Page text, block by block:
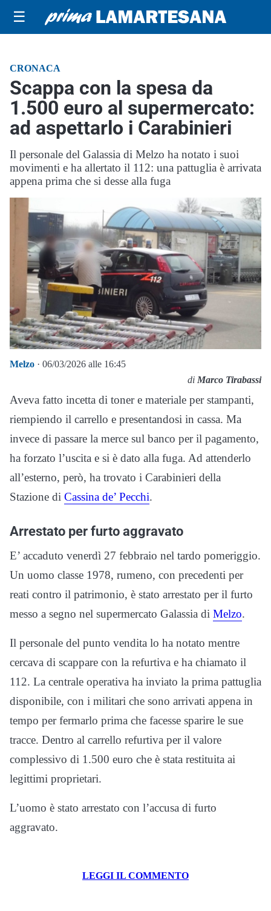
☰
CRONACA
Scappa con la spesa da
1.500 euro al supermercato:
ad aspettarlo i Carabinieri
Il personale del Galassia di Melzo ha notato i suoi
movimenti e ha allertato il 112: una pattuglia è arrivata
appena prima che si desse alla fuga
Melzo · 06/03/2026 alle 16:45
di Marco Tirabassi
Aveva fatto incetta di toner e materiale per stampanti,
riempiendo il carrello e presentandosi in cassa. Ma
invece di passare la merce sul banco per il pagamento,
ha forzato l’uscita e si è dato alla fuga. Ad attenderlo
all’esterno, però, ha trovato i Carabinieri della
Stazione di Cassina de’ Pecchi.
Arrestato per furto aggravato
E’ accaduto venerdì 27 febbraio nel tardo pomeriggio.
Un uomo classe 1978, rumeno, con precedenti per
reati contro il patrimonio, è stato arrestato per il furto
messo a segno nel supermercato Galassia di Melzo.
Il personale del punto vendita lo ha notato mentre
cercava di scappare con la refurtiva e ha chiamato il
112. La centrale operativa ha inviato la prima pattuglia
disponibile, con i militari che sono arrivati appena in
tempo per fermarlo prima che facesse sparire le sue
tracce. Dentro al carrello refurtiva per il valore
complessivo di 1.500 euro che è stata restituita ai
legittimi proprietari.
L’uomo è stato arrestato con l’accusa di furto
aggravato.
LEGGI IL COMMENTO